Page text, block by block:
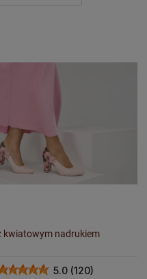
kwiatowym nadrukiem
5.0 (120)